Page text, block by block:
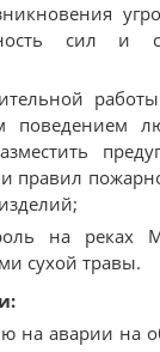
сил
поведением
правил
на реках
сухой травы.
на аварии на